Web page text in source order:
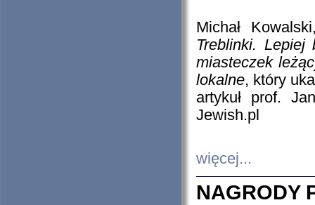
Michał
Treblinki. Lepiej
miasteczek
lokalne, który
artykuł prof.
Jewish.pl
więcej...
NAGRODY